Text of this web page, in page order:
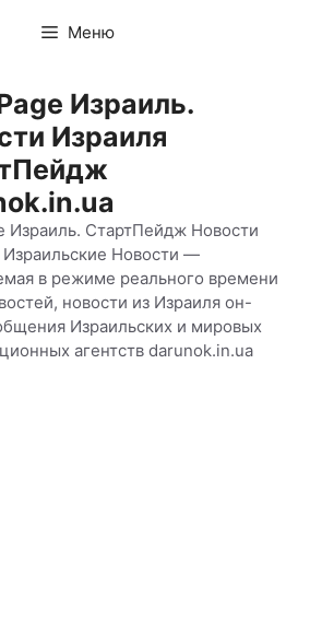
Меню
Израиль.
Израиля
Израиль. СтартПейдж Новости
Израильские Новости —
в режиме реального времени
новости из Израиля он-
Израильских и мировых
агентств darunok.in.ua